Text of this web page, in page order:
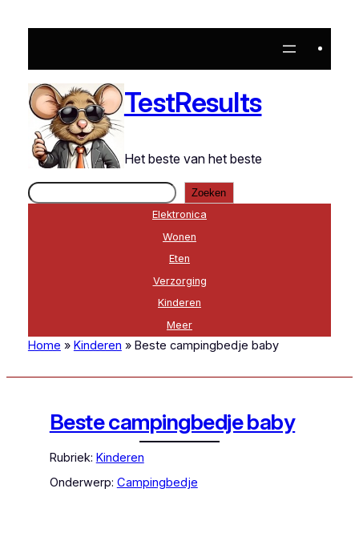
naar
inhoud
TestResults
Het beste van het beste
Zoeken
Zoeken
Elektronica
Wonen
Eten
Verzorging
Kinderen
Meer
Home » Kinderen »Beste campingbedje baby
Beste campingbedje baby
Rubriek: Kinderen
Onderwerp: Campingbedje